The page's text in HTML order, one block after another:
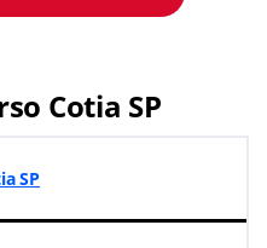
Cotia SP
SP